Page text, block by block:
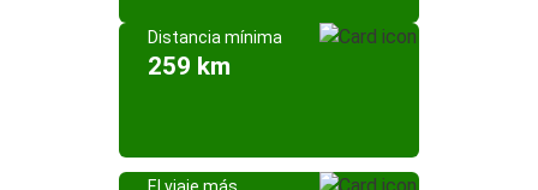
Distancia mínima
259 km